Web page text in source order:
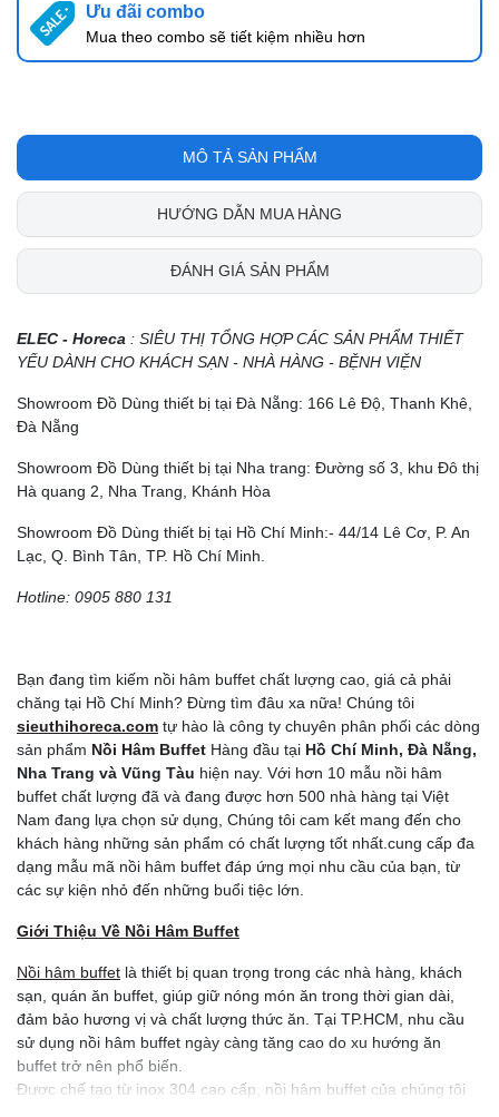
Ưu đãi combo
Mua theo combo sẽ tiết kiệm nhiều hơn
MÔ TẢ SẢN PHẨM
HƯỚNG DẪN MUA HÀNG
ĐÁNH GIÁ SẢN PHẨM
ELEC - Horeca : SIÊU THỊ TỔNG HỢP CÁC SẢN PHẨM THIẾT
YẾU DÀNH CHO KHÁCH SẠN - NHÀ HÀNG - BỆNH VIỆN
Showroom Đồ Dùng thiết bị tại Đà Nẵng: 166 Lê Độ, Thanh Khê,
Đà Nẵng
Showroom Đồ Dùng thiết bị tại Nha trang: Đường số 3, khu Đô thị
Hà quang 2, Nha Trang, Khánh Hòa
Showroom Đồ Dùng thiết bị tại Hồ Chí Minh:- 44/14 Lê Cơ, P. An
Lạc, Q. Bình Tân, TP. Hồ Chí Minh.
Hotline: 0905 880 131
Bạn đang tìm kiếm nồi hâm buffet chất lượng cao, giá cả phải
chăng tại Hồ Chí Minh? Đừng tìm đâu xa nữa! Chúng tôi
sieuthihoreca.com tự hào là công ty chuyên phân phối các dòng
sản phẩm Nồi Hâm Buffet Hàng đầu tại Hồ Chí Minh, Đà Nẵng,
Nha Trang và Vũng Tàu hiện nay. Với hơn 10 mẫu nồi hâm
buffet chất lượng đã và đang được hơn 500 nhà hàng tại Việt
Nam đang lựa chọn sử dụng, Chúng tôi cam kết mang đến cho
khách hàng những sản phẩm có chất lượng tốt nhất.cung cấp đa
dạng mẫu mã nồi hâm buffet đáp ứng mọi nhu cầu của bạn, từ
các sự kiện nhỏ đến những buổi tiệc lớn.
Giới Thiệu Về Nồi Hâm Buffet
Nồi hâm buffet là thiết bị quan trọng trong các nhà hàng, khách
sạn, quán ăn buffet, giúp giữ nóng món ăn trong thời gian dài,
đảm bảo hương vị và chất lượng thức ăn. Tại TP.HCM, nhu cầu
sử dụng nồi hâm buffet ngày càng tăng cao do xu hướng ăn
buffet trở nên phổ biến.
Được chế tạo từ inox 304 cao cấp, nồi hâm buffet của chúng tôi